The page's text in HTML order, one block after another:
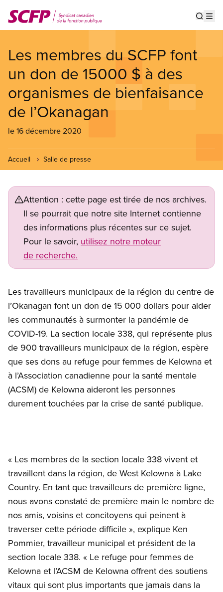
au
contenu
Les membres du SCFP font
un don de 15000 $ à des
organismes de bienfaisance
de l’Okanagan
le 16 décembre 2020
Accueil Salle de presse
Attention : cette page est tirée de nos archives.
Il se pourrait que notre site Internet contienne
des informations plus récentes sur ce sujet.
Pour le savoir, utilisez notre moteur
de recherche.
Les travailleurs municipaux de la région du centre de
l’Okanagan font un don de 15 000 dollars pour aider
les communautés à surmonter la pandémie de
COVID-19. La section locale 338, qui représente plus
de 900 travailleurs municipaux de la région, espère
que ses dons au refuge pour femmes de Kelowna et
à l’Association canadienne pour la santé mentale
(ACSM) de Kelowna aideront les personnes
durement touchées par la crise de santé publique.
« Les membres de la section locale 338 vivent et
travaillent dans la région, de West Kelowna à Lake
Country. En tant que travailleurs de première ligne,
nous avons constaté de première main le nombre de
nos amis, voisins et concitoyens qui peinent à
traverser cette période difficile », explique Ken
Pommier, travailleur municipal et président de la
section locale 338. « Le refuge pour femmes de
Kelowna et l’ACSM de Kelowna offrent des soutiens
vitaux qui sont plus importants que jamais dans la